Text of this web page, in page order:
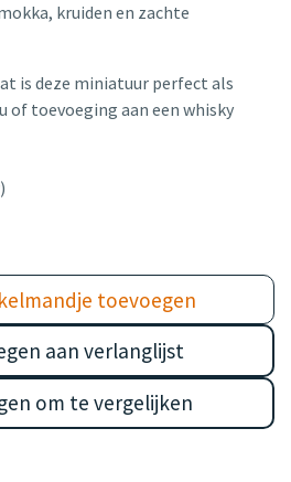
kruiden en zachte
is deze miniatuur perfect als
of toevoeging aan een whisky
toevoegen
om te vergelijken
aan verlanglijst